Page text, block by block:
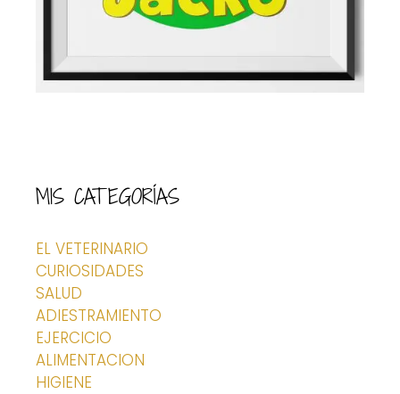
MIS CATEGORÍAS
EL VETERINARIO
CURIOSIDADES
SALUD
ADIESTRAMIENTO
EJERCICIO
ALIMENTACION
HIGIENE